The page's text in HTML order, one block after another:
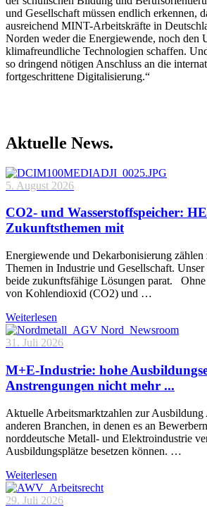
und Gesellschaft müssen endlich erkennen,
ausreichend MINT-Arbeitskräfte in
Norden weder die Energiewende, noch den
klimafreundliche Technologien schaffen.
so dringend nötigen Anschluss an die
fortgeschrittene Digitalisierung.“
Aktuelle News.
5. August 2026
CO2- und Wasserstoffspeicher:
Zukunftsthemen mit
Energiewende und Dekarbonisierung
Themen in Industrie und Gesellschaft.
beide zukunftsfähige Lösungen parat.
von Kohlendioxid (CO2) und …
Weiterlesen
31. Juli 2026
M+E-Industrie: hohe
Anstrengungen nicht mehr ...
Aktuelle Arbeitsmarktzahlen zur Ausbildung
anderen Branchen, in denen es an
norddeutsche Metall- und Elektroindustrie
Ausbildungsplätze besetzen können. …
Weiterlesen
29. Juli 2026